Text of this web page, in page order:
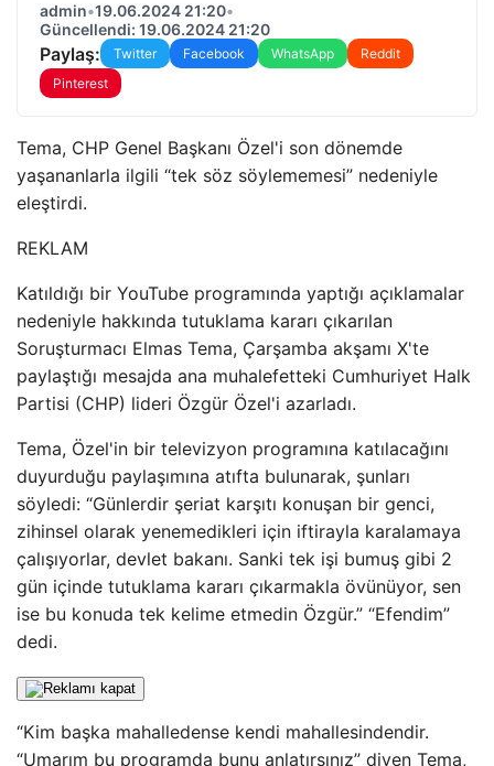
admin•19.06.2024 21:20•
Güncellendi: 19.06.2024 21:20
Paylaş: Twitter Facebook WhatsApp
Reddit
Pinterest
Tema, CHP Genel Başkanı Özel'i son dönemde
yaşananlarla ilgili “tek söz söylememesi” nedeniyle
eleştirdi.
REKLAM
Katıldığı bir YouTube programında yaptığı açıklamalar
nedeniyle hakkında tutuklama kararı çıkarılan
Soruşturmacı Elmas Tema, Çarşamba akşamı X'te
paylaştığı mesajda ana muhalefetteki Cumhuriyet Halk
Partisi (CHP) lideri Özgür Özel'i azarladı.
Tema, Özel'in bir televizyon programına katılacağını
duyurduğu paylaşımına atıfta bulunarak, şunları
söyledi: “Günlerdir şeriat karşıtı konuşan bir genci,
zihinsel olarak yenemedikleri için iftirayla karalamaya
çalışıyorlar, devlet bakanı. Sanki tek işi bumuş gibi 2
gün içinde tutuklama kararı çıkarmakla övünüyor, sen
ise bu konuda tek kelime etmedin Özgür.” “Efendim”
dedi.
“Kim başka mahalledense kendi mahallesindendir.
“Umarım bu programda bunu anlatırsınız” diyen Tema,